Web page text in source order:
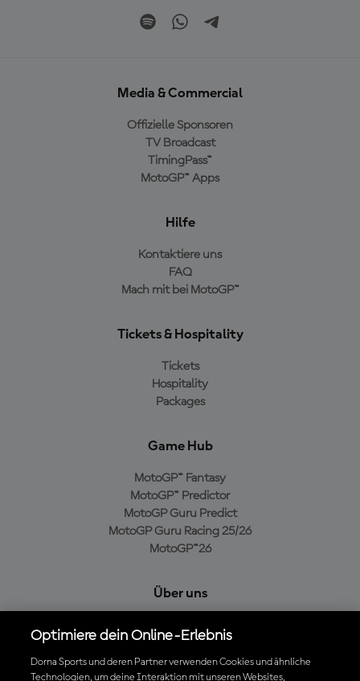
Media & Commercial
Offizielle Sponsoren
TV Broadcast
TimingPass™
MotoGP™ Apps
Hilfe
Kontaktiere uns
FAQ
Mach mit bei MotoGP™
Tickets & Hospitality
Tickets
Hospitality
Packages
Game Hub
MotoGP™ Fantasy
MotoGP™ Predictor
MotoGP Guru Predict
MotoGP Guru Racing 25/26
MotoGP™26
Über uns
Cookie-Richtlinien
Geschäftsbedingungen
Optimiere dein Online-Erlebnis
Dorna Sports und deren Partner verwenden Cookies und ähnliche
Technologien, um deine Interaktion mit unseren Websites,